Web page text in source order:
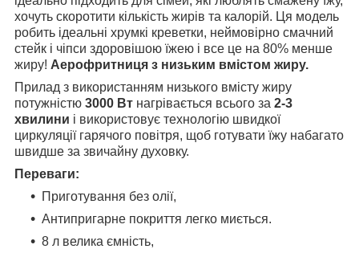
хочуть скоротити кількість жирів та калорій. Ця модель
робить ідеальні хрумкі креветки, неймовірно смачний
стейк і чіпси здоровішою їжею і все це на 80% менше
жиру! Аерофритниця з низьким вмістом жиру.
Прилад з використанням низького вмісту жиру
потужністю 3000 Вт нагрівається всього за 2-3
хвилини і використовує технологію швидкої
циркуляції гарячого повітря, щоб готувати їжу набагато
швидше за звичайну духовку.
Переваги:
Приготування без олії,
Антипригарне покриття легко миється.
8 л велика ємність,